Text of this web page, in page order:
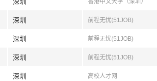
香港中文大学（深圳）
深圳 前程无忧(51JOB)
深圳 前程无忧(51JOB)
深圳 前程无忧(51JOB)
深圳 高校人才网